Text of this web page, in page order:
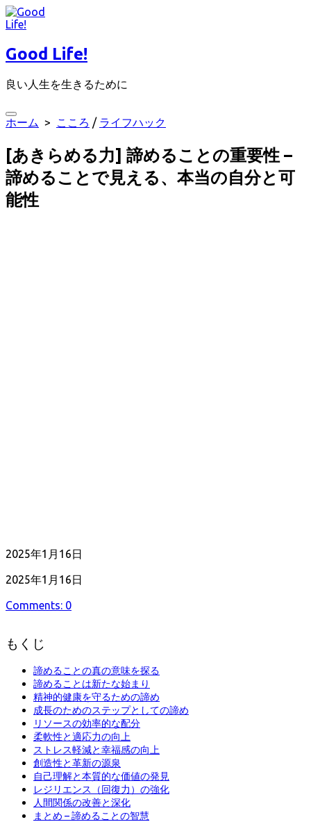
コ
ン
ン
へ
キ
ッ
Good Life!
良い人生を生きるために
検
り
替
え
ホーム > こころ / ライフハック
[あきらめる力] 諦めることの重要性 –
諦めることで見える、本当の自分と可
能性
公
日
2025年1月16日
最
更
日
2025年1月16日
Comments: 0
もくじ
諦めることの真の意味を探る
諦めることは新たな始まり
精神的健康を守るための諦め
成長のためのステップとしての諦め
リソースの効率的な配分
柔軟性と適応力の向上
ストレス軽減と幸福感の向上
創造性と革新の源泉
自己理解と本質的な価値の発見
レジリエンス（回復力）の強化
人間関係の改善と深化
まとめ – 諦めることの智慧